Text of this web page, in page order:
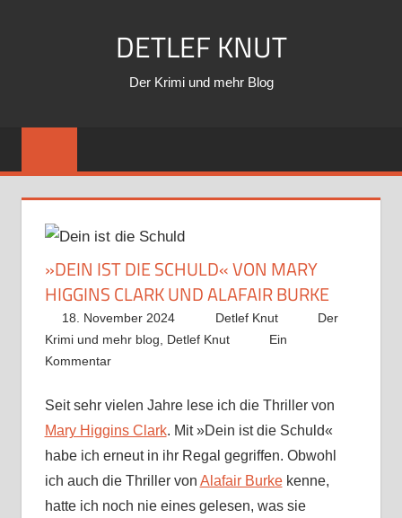
DETLEF KNUT
Der Krimi und mehr Blog
»DEIN IST DIE SCHULD« VON MARY
HIGGINS CLARK UND ALAFAIR BURKE
18. November 2024 Detlef Knut
Der
Krimi und mehr blog, Detlef Knut
Ein
Kommentar
Seit sehr vielen Jahre lese ich die Thriller von
Mary Higgins Clark. Mit »Dein ist die Schuld«
habe ich erneut in ihr Regal gegriffen. Obwohl
ich auch die Thriller von Alafair Burkekenne,
hatte ich noch nie eines gelesen, was sie